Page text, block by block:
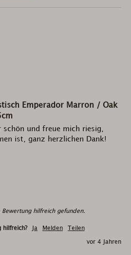
Emperador Marron / Oak
schön und freue mich riesig,
ist, ganz herzlichen Dank!
hilfreich gefunden.
hilfreich? Ja Melden Teilen
vor 4 Jahren